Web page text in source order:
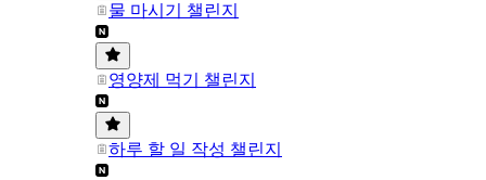
물 마시기 챌린지
영양제 먹기 챌린지
하루 할 일 작성 챌린지